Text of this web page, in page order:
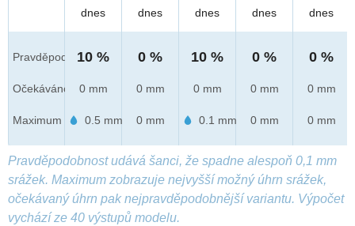
Pravděpod.
Očekáváno
Maximum
dnes
10 %
0 mm
0.5 mm
dnes
0 %
0 mm
0 mm
dnes
10 %
0 mm
0.1 mm
dnes
0 %
0 mm
0 mm
dnes
0 %
0 mm
0 mm
Pravděpodobnost udává šanci, že spadne alespoň 0,1 mm
srážek. Maximum zobrazuje nejvyšší možný úhrn srážek,
očekávaný úhrn pak nejpravděpodobnější variantu. Výpočet
vychází ze 40 výstupů modelu.